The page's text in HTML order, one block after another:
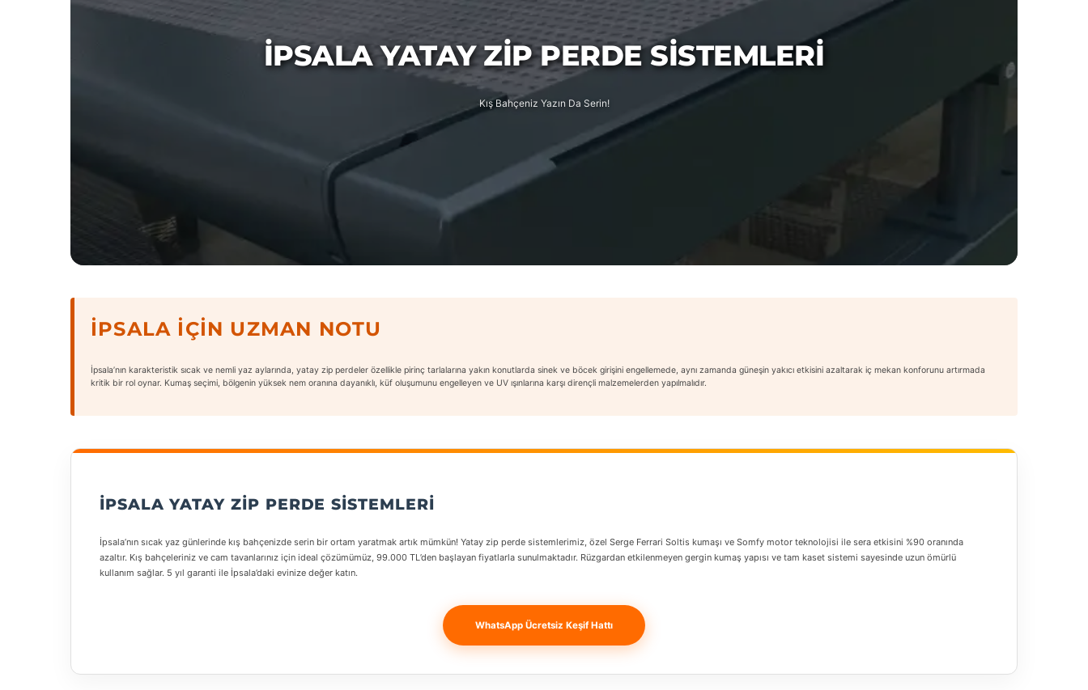
İPSALA YATAY ZIP PERDE SISTEMLERI
Kış Bahçeniz Yazın Da Serin!
İPSALA İÇIN UZMAN NOTU
İpsala’nın karakteristik sıcak ve nemli yaz aylarında, yatay zip perdeler özellikle pirinç tarlalarına yakın konutlarda sinek ve böcek girişini engellemede, aynı zamanda güneşin yakıcı etkisini azaltarak iç mekan konforunu artırmada
kritik bir rol oynar. Kumaş seçimi, bölgenin yüksek nem oranına dayanıklı, küf oluşumunu engelleyen ve UV ışınlarına karşı dirençli malzemelerden yapılmalıdır.
İPSALA YATAY ZIP PERDE SISTEMLERI
İpsala’nın sıcak yaz günlerinde kış bahçenizde serin bir ortam yaratmak artık mümkün! Yatay zip perde sistemlerimiz, özel Serge Ferrari Soltis kumaşı ve Somfy motor teknolojisi ile sera etkisini %90 oranında
azaltır. Kış bahçeleriniz ve cam tavanlarınız için ideal çözümümüz, 99.000 TL’den başlayan fiyatlarla sunulmaktadır. Rüzgardan etkilenmeyen gergin kumaş yapısı ve tam kaset sistemi sayesinde uzun ömürlü
kullanım sağlar. 5 yıl garanti ile İpsala’daki evinize değer katın.
WhatsApp Ücretsiz Keşif Hattı